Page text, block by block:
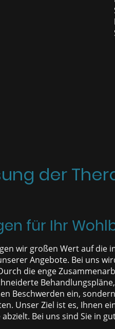
der
für Ihr
wir großen Wert auf die
Angebote. Bei uns
die enge
Beschwerden ein,
Unser Ziel ist es, Ihnen
Bei uns sind Sie in